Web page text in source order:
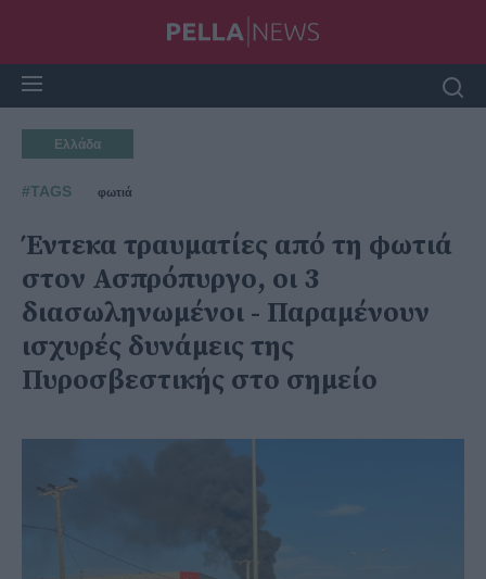
Ελλάδα
#TAGS φωτιά
Έντεκα τραυματίες από τη φωτιά
στον Ασπρόπυργο, οι 3
διασωληνωμένοι - Παραμένουν
ισχυρές δυνάμεις της
Πυροσβεστικής στο σημείο